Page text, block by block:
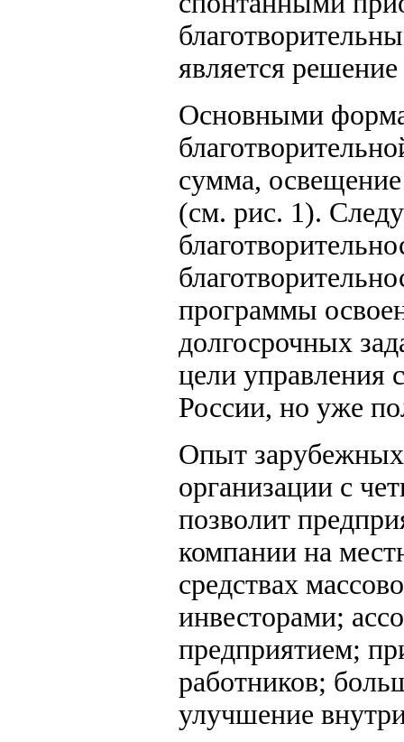
является
Основными
сумма,
(см. рис. 1).
программы
долгосрочных
цели управления
России, но уже
Опыт зарубежных
организации с
позволит
компании на
средствах
инвесторами;
предприятием;
работников;
улучшение